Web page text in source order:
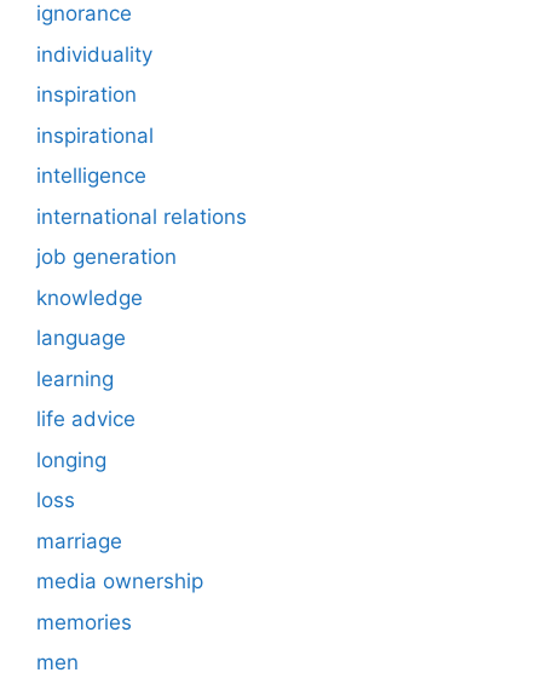
ignorance
individuality
inspiration
inspirational
intelligence
international relations
job generation
knowledge
language
learning
life advice
longing
loss
marriage
media ownership
memories
men